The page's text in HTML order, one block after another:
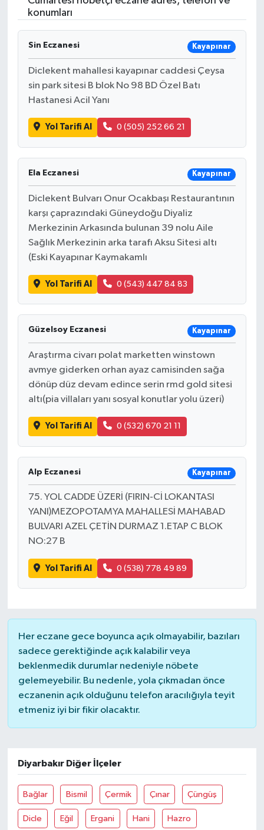
konumları
Sin Eczanesi Kayapınar
Diclekent mahallesi kayapınar caddesi Çeysa
sin park sitesi B blok No 98 BD Özel Batı
Hastanesi Acil Yanı
Yol Tarifi Al 0 (505) 252 66 21
Ela Eczanesi Kayapınar
Diclekent Bulvarı Onur Ocakbaşı Restaurantının
karşı çaprazındaki Güneydoğu Diyaliz
Merkezinin Arkasında bulunan 39 nolu Aile
Sağlık Merkezinin arka tarafı Aksu Sitesi altı
(Eski Kayapınar Kaymakamlı
Yol Tarifi Al 0 (543) 447 84 83
Güzelsoy Eczanesi Kayapınar
Araştırma civarı polat marketten winstown
avmye giderken orhan ayaz camisinden sağa
dönüp düz devam edince serin rmd gold sitesi
altı(pia villaları yanı sosyal konutlar yolu üzeri)
Yol Tarifi Al 0 (532) 670 21 11
Alp Eczanesi Kayapınar
75. YOL CADDE ÜZERİ (FIRIN-Cİ LOKANTASI
YANI)MEZOPOTAMYA MAHALLESİ MAHABAD
BULVARI AZEL ÇETİN DURMAZ 1.ETAP C BLOK
NO:27 B
Yol Tarifi Al 0 (538) 778 49 89
Her eczane gece boyunca açık olmayabilir, bazıları
sadece gerektiğinde açık kalabilir veya
beklenmedik durumlar nedeniyle nöbete
gelemeyebilir. Bu nedenle, yola çıkmadan önce
eczanenin açık olduğunu telefon aracılığıyla teyit
etmeniz iyi bir fikir olacaktır.
Diyarbakır Diğer İlçeler
Bağlar Bismil Çermik Çınar Çüngüş
Dicle Eğil Ergani Hani Hazro
Resmi İlanlar